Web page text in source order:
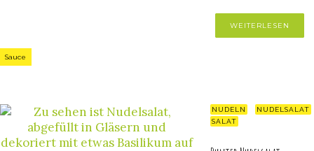
WEITERLESEN
Sauce
NUDELN
NUDELSALAT
SALAT